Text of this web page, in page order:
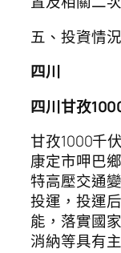
五、投資情
四川
四川甘孜
甘孜1000千
康定市呷巴
特高壓交通
投運，投運
能，落實國
消納等具有